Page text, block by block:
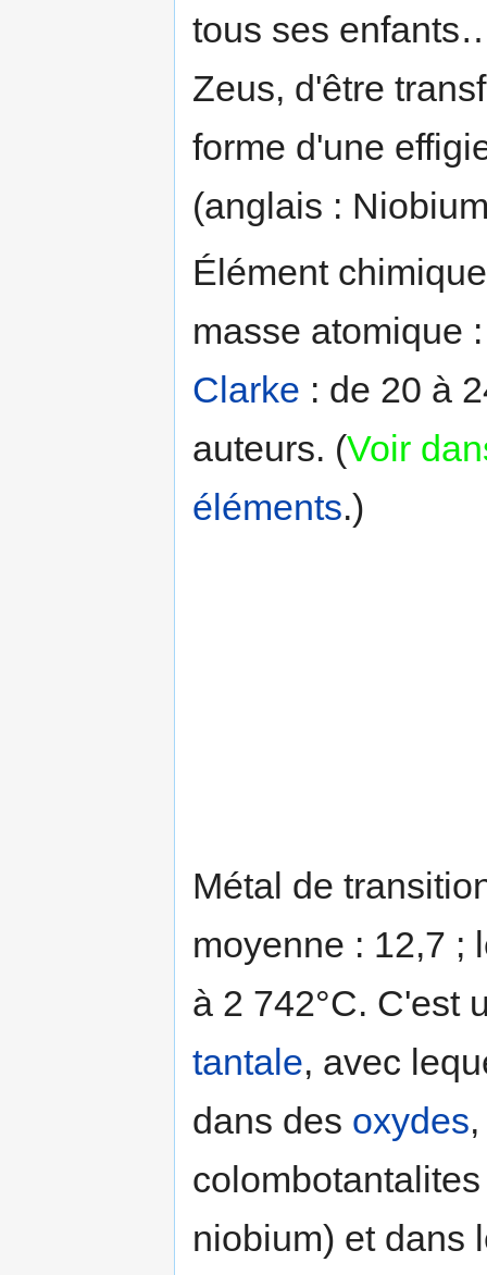
tous ses
Zeus, d'être
forme d'une
(anglais :
Élément
masse atomique
Clarke : de 20 à
auteurs. (Voir
éléments.)
Métal de
moyenne : 12,7 ;
à 2 742°C. C'est
tantale, avec
dans des oxydes
niobium) et dans